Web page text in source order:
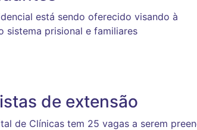
está sendo oferecido visando à
sistema prisional e familiares
de extensão
de Clínicas tem 25 vagas a serem